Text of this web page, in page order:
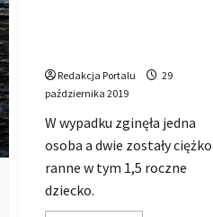
Redakcja Portalu
29
października 2019
W wypadku zginęła jedna
osoba a dwie zostały ciężko
ranne w tym 1,5 roczne
dziecko.